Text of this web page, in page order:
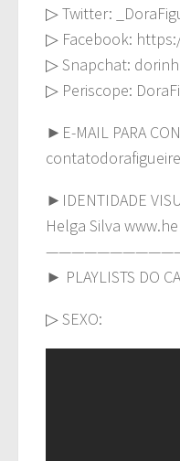
▷ Twitter:
▷ Facebook:
▷ Snapchat:
▷ Periscope:
►E-MAIL PARA
►IDENTIDADE
Helga Silva
► PLAYLISTS DO
▷ SEXO: